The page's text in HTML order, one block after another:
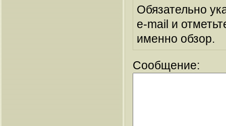
Обязательно
e-mail и
именно обзор.
Сообщение: